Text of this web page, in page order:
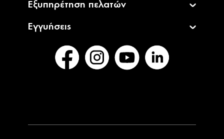
Εξυπηρέτηση πελατών
Εγγυήσεις